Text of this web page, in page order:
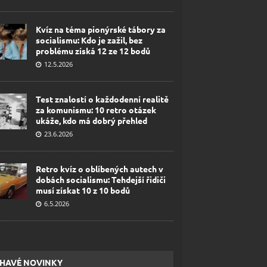
Kvíz na téma pionýrské tábory za
socialismu: Kdo je zažil, bez
problému získá 12 ze 12 bodů
12.5.2026
Test znalostí o každodenní realitě
za komunismu: 10 retro otázek
ukáže, kdo má dobrý přehled
23.6.2026
Retro kvíz o oblíbených autech v
dobách socialismu: Tehdejší řidiči
musí získat 10 z 10 bodů
6.5.2026
NOVINKY